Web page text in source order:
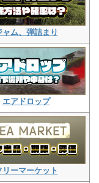
ャム、弾詰まり
エアドロップ
リーマーケット